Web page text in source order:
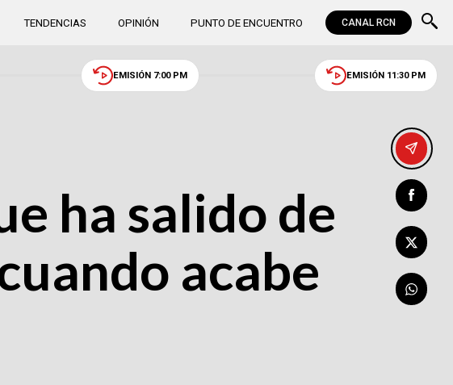
TENDENCIAS OPINIÓN PUNTO DE ENCUENTRO CANAL RCN
EMISIÓN 7:00 PM EMISIÓN 11:30 PM
ha salido de
acabe